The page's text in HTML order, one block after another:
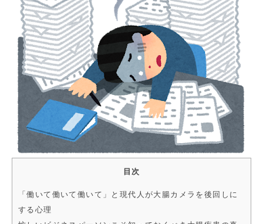
目次
「働いて働いて働いて」と現代人が大腸カメラを後回しに
する心理